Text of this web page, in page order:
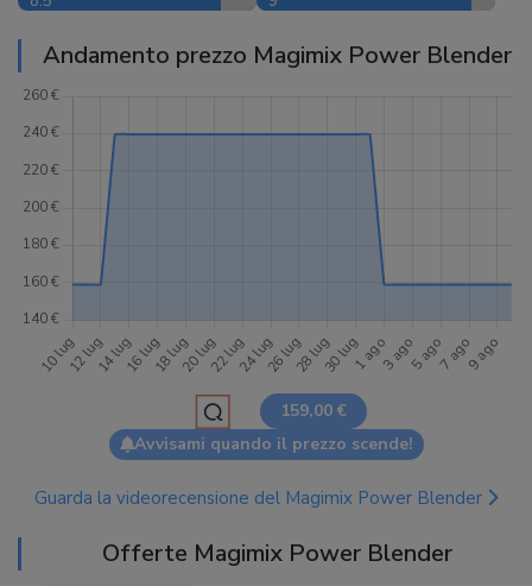
Andamento prezzo Magimix Power Blender
159,00 €
Avvisami quando il prezzo scende!
Guarda la videorecensione del Magimix Power Blender
Offerte Magimix Power Blender